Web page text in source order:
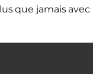
que jamais